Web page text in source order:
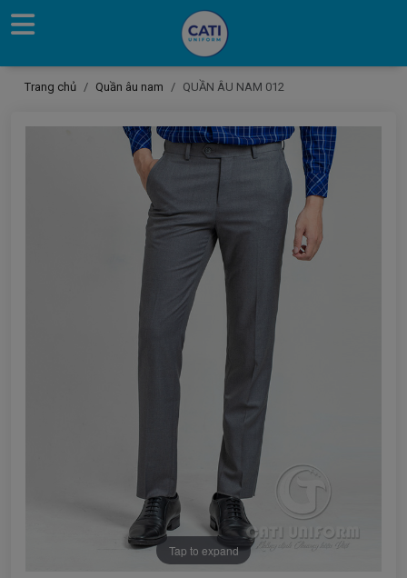
Trang chủ Quần âu nam QUẦN ÂU NAM 012
Tap to expand